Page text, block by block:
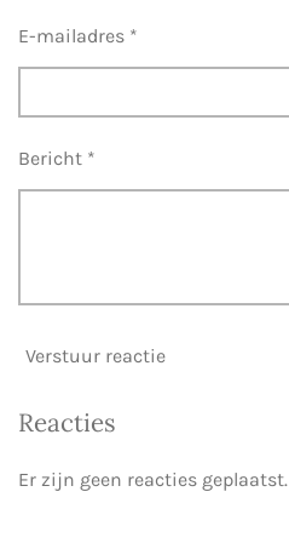
E-mailadres *
Bericht *
Verstuur reactie
Reacties
Er zijn geen reacties geplaatst.